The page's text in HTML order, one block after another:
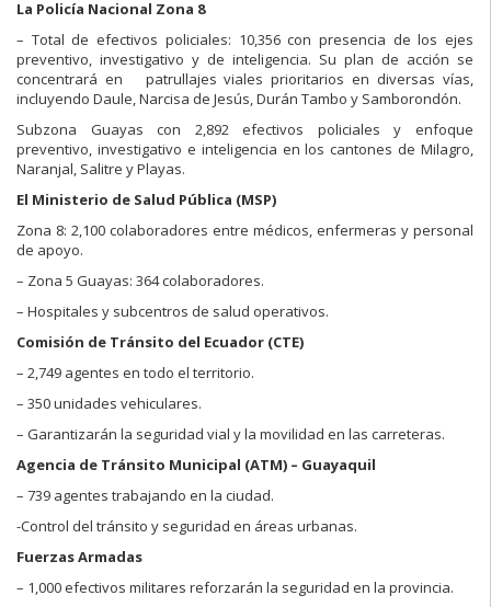
La Policía Nacional Zona 8
– Total de efectivos policiales: 10,356 con presencia de los ejes
preventivo, investigativo y de inteligencia. Su plan de acción se
concentrará en patrullajes viales prioritarios en diversas vías,
incluyendo Daule, Narcisa de Jesús, Durán Tambo y Samborondón.
Subzona Guayas con 2,892 efectivos policiales y enfoque
preventivo, investigativo e inteligencia en los cantones de Milagro,
Naranjal, Salitre y Playas.
El Ministerio de Salud Pública (MSP)
Zona 8: 2,100 colaboradores entre médicos, enfermeras y personal
de apoyo.
– Zona 5 Guayas: 364 colaboradores.
– Hospitales y subcentros de salud operativos.
Comisión de Tránsito del Ecuador (CTE)
– 2,749 agentes en todo el territorio.
– 350 unidades vehiculares.
– Garantizarán la seguridad vial y la movilidad en las carreteras.
Agencia de Tránsito Municipal (ATM) – Guayaquil
– 739 agentes trabajando en la ciudad.
-Control del tránsito y seguridad en áreas urbanas.
Fuerzas Armadas
– 1,000 efectivos militares reforzarán la seguridad en la provincia.